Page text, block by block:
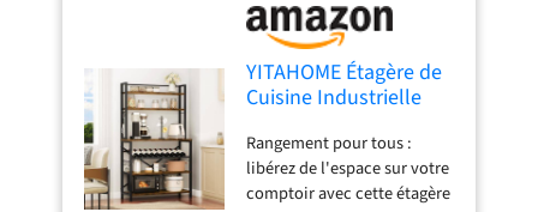
YITAHOME Étagère de
Cuisine Industrielle
Support pour Micro-
Ondes avec 6 Crochets
en S, étagère de
Rangement pour tous :
libérez de l'espace sur votre
comptoir avec cette étagère